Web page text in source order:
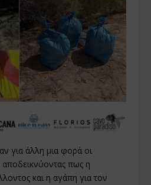
για άλλη μια φορά οι
πως η
και η αγάπη για τον